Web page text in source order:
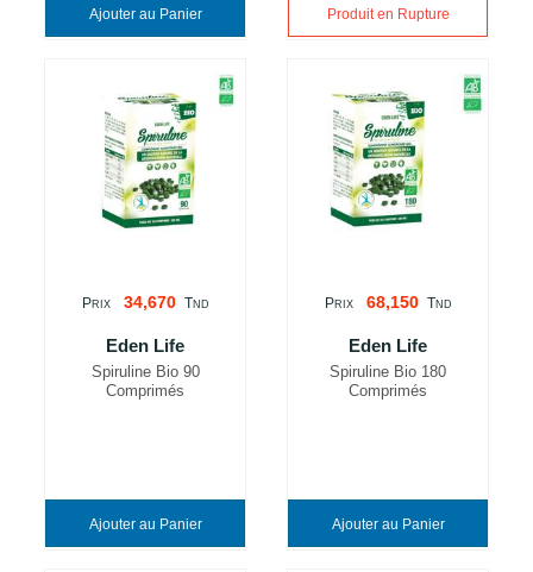
Ajouter au Panier Produit en Rupture
PRIX 34,670 TND
Eden Life
Spiruline Bio 90
Comprimés
Ajouter au Panier
PRIX 68,150 TND
Eden Life
Spiruline Bio 180
Comprimés
Ajouter au Panier